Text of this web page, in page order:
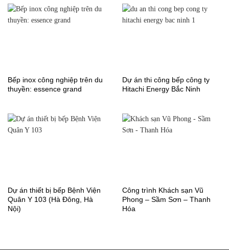
Bếp inox công nghiệp trên du
thuyền: essence grand
Dự án thi công bếp công ty
Hitachi Energy Bắc Ninh
Dự án thiết bị bếp Bệnh Viện
Quân Y 103 (Hà Đông, Hà
Nội)
Công trình Khách sạn Vũ
Phong – Sầm Sơn – Thanh
Hóa